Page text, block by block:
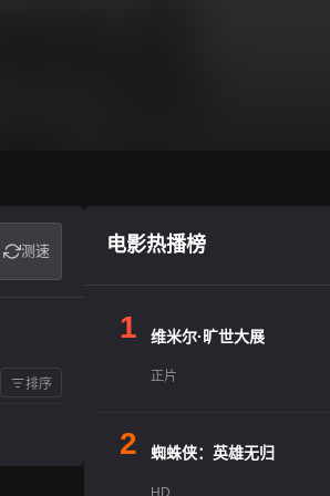
测速
排序
电影热播榜
1 维米尔·旷世大展
正片
2 蜘蛛侠：英雄无归